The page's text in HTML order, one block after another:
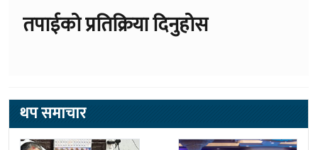
तपाईको प्रतिक्रिया दिनुहोस
थप समाचार